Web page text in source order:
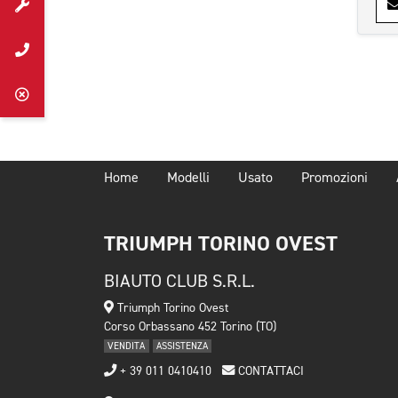
Home Modelli Usato Promozioni
TRIUMPH TORINO OVEST
BIAUTO CLUB S.R.L.
Triumph Torino Ovest
Corso Orbassano 452 Torino (TO)
VENDITA ASSISTENZA
+ 39 011 0410410 CONTATTACI